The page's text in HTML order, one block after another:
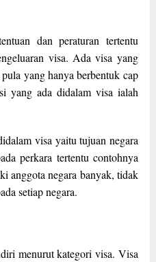
dan peraturan tertentu
visa. Ada visa yang
yang hanya berbentuk cap
yang ada didalam visa ialah
visa yaitu tujuan negara
perkara tertentu contohnya
anggota negara banyak, tidak
setiap negara.
menurut kategori visa. Visa